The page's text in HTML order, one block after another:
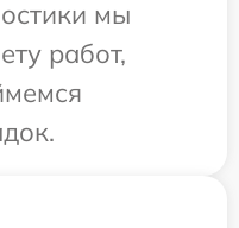
мы
работ,